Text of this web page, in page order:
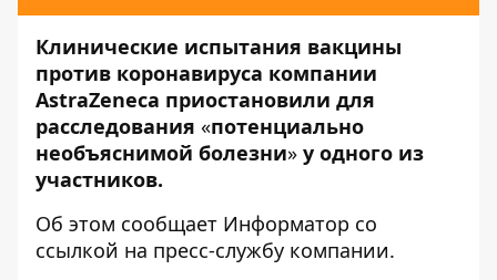
Клинические испытания вакцины
против коронавируса компании
AstraZeneca приостановили для
расследования «потенциально
необъяснимой болезни» у одного из
участников.
Об этом сообщает Информатор со
ссылкой на пресс-службу компании.